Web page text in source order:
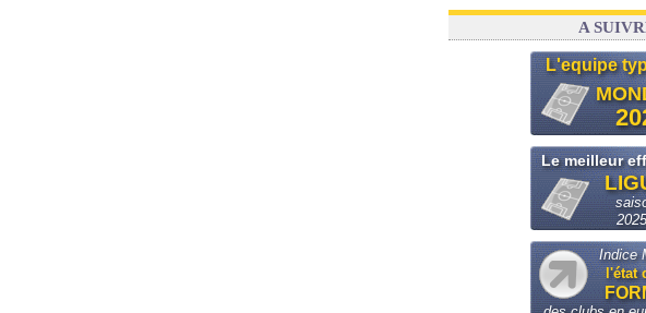
A
L'equipe
Le meilleur
Indice
l'état